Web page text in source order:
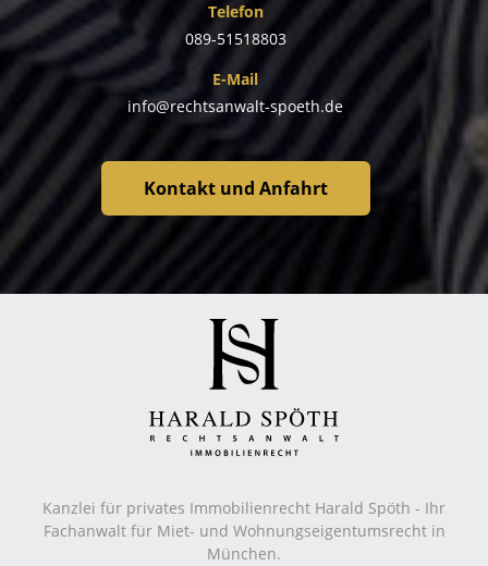
Telefon
089-51518803
E-Mail
info@rechtsanwalt-spoeth.de
Kontakt und Anfahrt
Kanzlei für privates Immobilienrecht Harald Spöth - Ihr
Fachanwalt für Miet- und Wohnungseigentumsrecht in
München.